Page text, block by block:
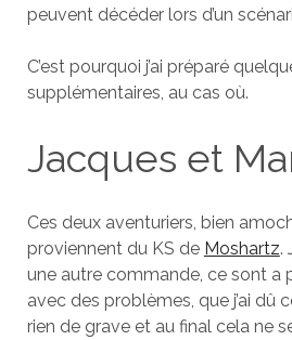
peuvent décéder lors d’un
C’est pourquoi j’ai préparé
supplémentaires, au cas où.
Jacques et
Ces deux aventuriers, bien
proviennent du KS de Moshartz.
une autre commande, ce sont a
avec des problèmes, que j’ai dû
rien de grave et au final cela ne